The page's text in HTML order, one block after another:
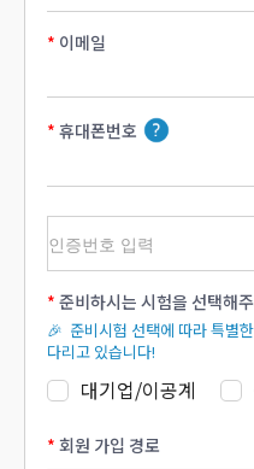
이메일
휴대폰번호
준비하시는 시험을 선택해
🎉 준비시험 선택에 따라 특별
다리고 있습니다!
대기업/이공계
회원 가입 경로